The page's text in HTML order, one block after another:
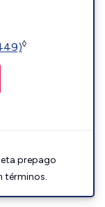
◊
prepago
términos.